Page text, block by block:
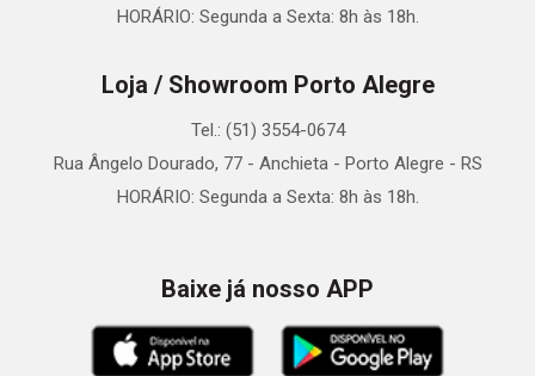
HORÁRIO: Segunda a Sexta: 8h às 18h.
Loja / Showroom Porto Alegre
Tel.: (51) 3554-0674
Rua Ângelo Dourado, 77 - Anchieta - Porto Alegre - RS
HORÁRIO: Segunda a Sexta: 8h às 18h.
Baixe já nosso APP